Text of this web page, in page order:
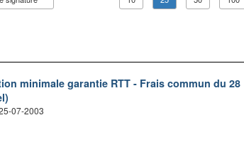
minimale garantie RTT - Frais commun du 28
07-2003